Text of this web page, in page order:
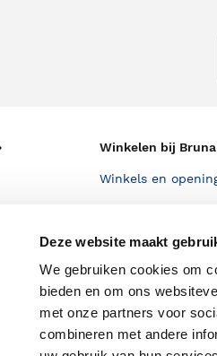
Deze website maakt
We gebruiken cookies om
bieden en om ons
met onze partners voor
combineren met andere
Winkelen bij Bruna
Winkels en
Cadeaukaarten
Cadeauboxen
ING Servicepunten